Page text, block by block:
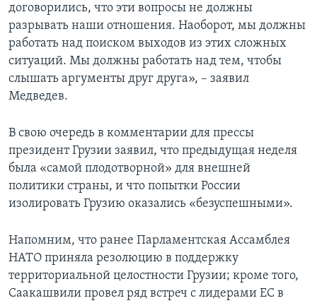
договорились, что эти вопросы не должны
разрывать наши отношения. Наоборот, мы должны
работать над поиском выходов из этих сложных
ситуаций. Мы должны работать над тем, чтобы
слышать аргументы друг друга», – заявил
Медведев.
В свою очередь в комментарии для прессы
президент Грузии заявил, что предыдущая неделя
была «самой плодотворной» для внешней
политики страны, и что попытки России
изолировать Грузию оказались «безуспешными».
Напомним, что ранее Парламентская Ассамблея
НАТО приняла резолюцию в поддержку
территориальной целостности Грузии; кроме того,
Саакашвили провел ряд встреч с лидерами ЕС в